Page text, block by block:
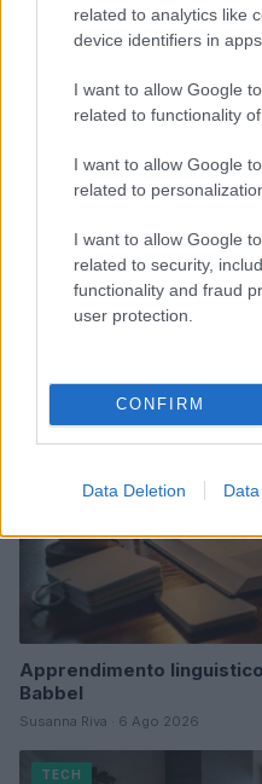
related to analytics like
device identifiers in apps.
I want to allow Google
related to functionality
I want to allow Google
related to
I want to allow Google
related to security,
functionality and fraud
user protection.
CONFIRM
Data Deletion
Continua a
Apprendimento
Babbel
Susanna Riva · 6 Ago 2026
TECH